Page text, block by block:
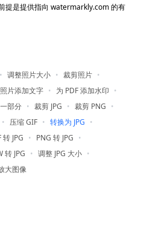
提是提供指向 watermarkly.com 的有
调整照片大小
裁剪照片
片添加文字
为 PDF 添加水印
部分 裁剪 JPG
裁剪 PNG
压缩 GIF
转换为 JPG
转 JPG
PNG 转 JPG
转 JPG
调整 JPG 大小
大图像